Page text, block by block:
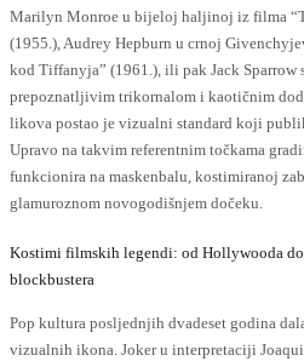
Marilyn Monroe u bijeloj haljinoj iz filma
(1955.), Audrey Hepburn u crnoj
kod Tiffanyja” (1961.), ili pak Jack Sparrow
prepoznatljivim trikornalom i kaotičnim
likova postao je vizualni standard koji
Upravo na takvim referentnim točkama
funkcionira na maskenbalu, kostimiranoj
glamuroznom novogodišnjem dočeku.
Kostimi filmskih legendi: od Hollywooda
blockbustera
Pop kultura posljednjih dvadeset godina
vizualnih ikona. Joker u interpretaciji